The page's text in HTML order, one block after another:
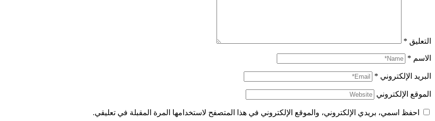
التعليق *
الاسم *
البريد الإلكتروني *
الموقع الإلكتروني
احفظ اسمي، بريدي الإلكتروني، والموقع الإلكتروني في هذا المتصفح لاستخدامها المرة المقبلة في تعليقي.